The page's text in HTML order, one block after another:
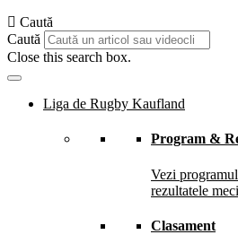
Caută
Caută
Close this search box.
Liga de Rugby Kaufland
Program &
Vezi
rezultatele
Clasament